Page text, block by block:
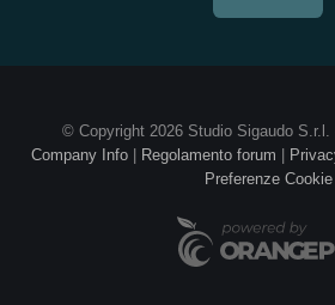
© Copyright 2026 Studio Sigaudo S.r.l.
Company Info
Regolamento forum
Preferenze Cookie